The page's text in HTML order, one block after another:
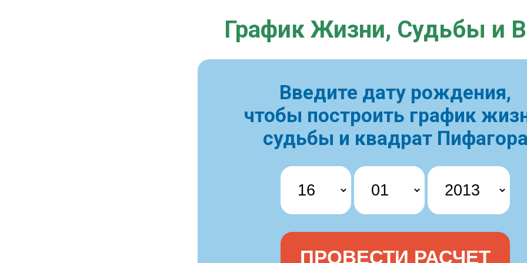
График Жизни, Судьбы и
Введите дату рождения,
чтобы построить график
судьбы и квадрат Пифагора
ПРОВЕСТИ РАСЧЕТ